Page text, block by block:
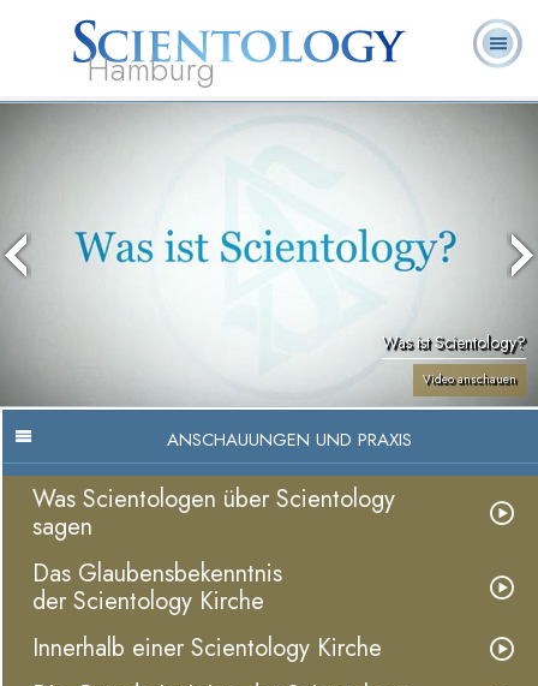
Hamburg
Geistliche
Was ist Scientology?
Video anschauen
ANSCHAUUNGEN UND PRAXIS
Was Scientologen über Scientology
sagen
Das Glaubensbekenntnis
der Scientology Kirche
Innerhalb einer Scientology Kirche